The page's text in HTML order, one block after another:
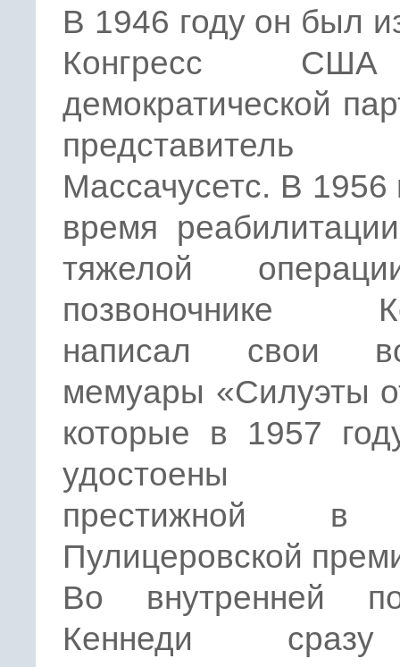
В 1946 году он был
Конгресс
демократической
представитель
Массачусетс. В 1956
время
тяжелой
позвоночнике
написал свои
мемуары «Силуэты
которые в 1957
удостоены
престижной
Пулицеровской
Во внутренней
Кеннеди